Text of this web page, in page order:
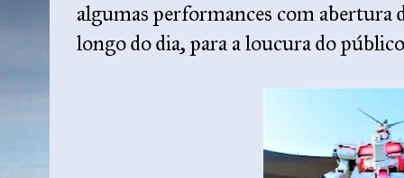
algumas performances com abertura
longo do dia, para a loucura do